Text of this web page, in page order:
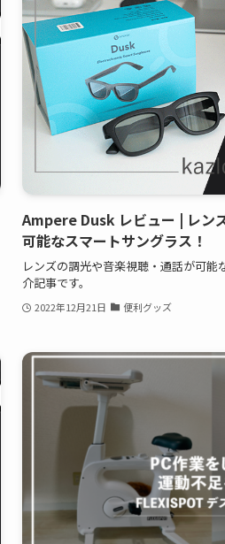
Ampere Dusk レビュー | レン
可能なスマートサングラス！
レンズの調光や音楽視聴・通話が可
介記事です。
2022年12月21日 便利グッズ